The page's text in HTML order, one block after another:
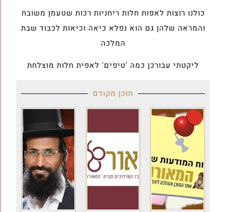
כולנו רוצות לאפות חלות ריחניות רכות שטעמן משובח
והמראה שלהן גם הוא נפלא כיאה וכיאות לכבוד שבת
המלכה
ליקטתי עבורכן כמה 'טיפים' לאפית חלות מוצלחת
תוכן מקודם